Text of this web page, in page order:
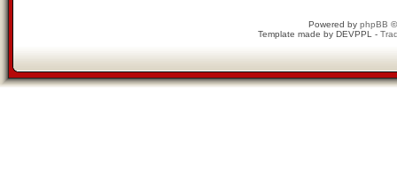
Powered by phpBB
Template made by DEVPPL -